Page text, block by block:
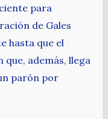
para
de Gales
hasta que el
que, además, llega
parón por